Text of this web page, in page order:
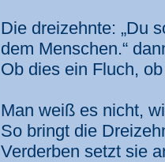
Die dreizehnte: „Du
dem Menschen.“
Ob dies ein Fluch,
Man weiß es nicht,
So bringt die
Verderben setzt sie